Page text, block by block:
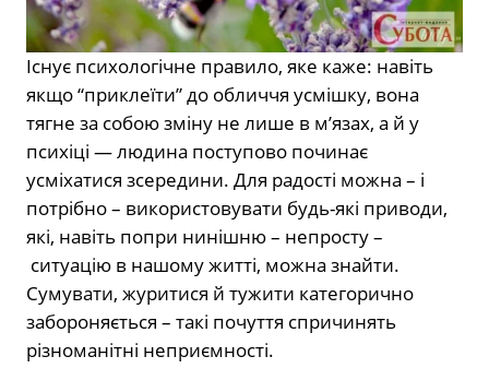
Існує психологічне правило, яке каже: навіть
якщо “приклеїти” до обличчя усмішку, вона
тягне за собою зміну не лише в м’язах, а й у
психіці — людина поступово починає
усміхатися зсередини. Для радості можна – і
потрібно – використовувати будь-які приводи,
які, навіть попри нинішню – непросту –
ситуацію в нашому житті, можна знайти.
Сумувати, журитися й тужити категорично
забороняється – такі почуття спричинять
різноманітні неприємності.